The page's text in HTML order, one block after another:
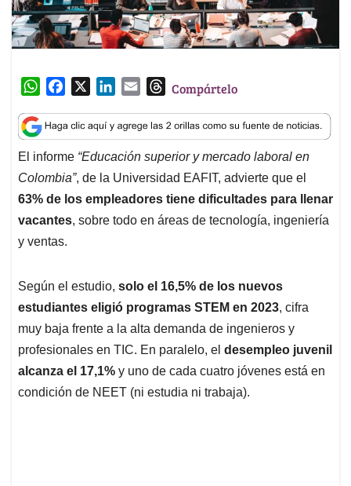
W
a
t
s
A
p
p
c
e
b
o
o
k
n
k
e
d
I
n
a
i
l
T
r
e
a
d
s
Compártelo
El informe “Educación superior y mercado laboral en
Colombia”, de la Universidad EAFIT, advierte que el
63% de los empleadores tiene dificultades para llenar
vacantes, sobre todo en áreas de tecnología, ingeniería
y ventas.
Según el estudio, solo el 16,5% de los nuevos
estudiantes eligió programas STEM en 2023, cifra
muy baja frente a la alta demanda de ingenieros y
profesionales en TIC. En paralelo, el desempleo juvenil
alcanza el 17,1% y uno de cada cuatro jóvenes está en
condición de NEET (ni estudia ni trabaja).